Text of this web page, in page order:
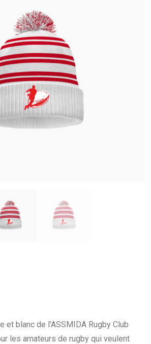
et blanc de l’ASSMIDA Rugby Club
les amateurs de rugby qui veulent